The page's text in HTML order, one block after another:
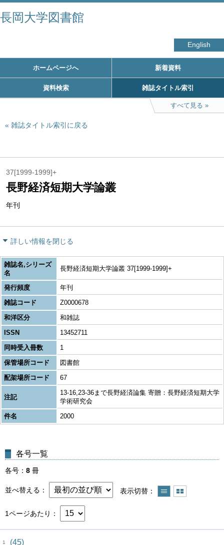
長岡大学図書館
English
ホームページへ 新着資料
資料検索 雑誌タイトル索引
すべて見る
雑誌タイトル索引に戻る
37[1999-1999]+
長野経済短期大学論叢
年刊
詳しい情報を閉じる
雑誌名,シリーズ
名
長野経済短期大学論叢 37[1999-1999]+
発行頻度
年刊
雑誌コード
Z0000678
和洋区分
和雑誌
ISSN
13452711
同時受入冊数
1
保管場所コード
図書館
配架場所コード
67
注記
13-16,23-36まで長野経済論集 寄贈：長野経済短期大学
学術研究会
件名
2000
各号一覧
各号 8 冊
並べ替える 表示切替
1ページあたり
1 (45)